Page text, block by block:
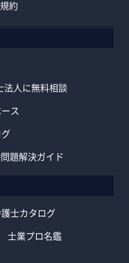
約
法人に無料相談
ス
題解決ガイド
士カタログ
士業プロ名鑑